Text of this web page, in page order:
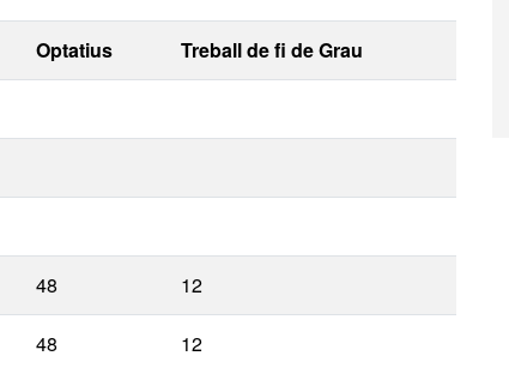
Optatius Treball de fi de Grau
48 12
48 12